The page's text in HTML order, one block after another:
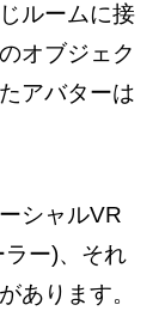
ルームに接
オブジェク
アバターは
シャルVR
ー)、それ
あります。